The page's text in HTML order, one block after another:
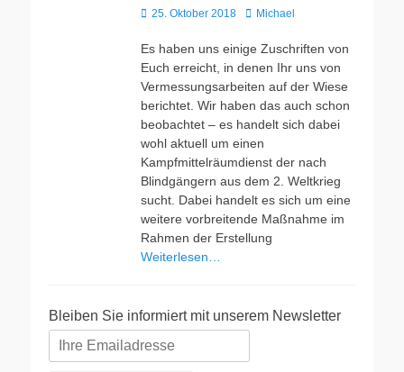
Veröffentlicht
25. Oktober 2018 AutorMichael
Es haben uns einige Zuschriften von
Euch erreicht, in denen Ihr uns von
Vermessungsarbeiten auf der Wiese
berichtet. Wir haben das auch schon
beobachtet – es handelt sich dabei
wohl aktuell um einen
Kampfmittelräumdienst der nach
Blindgängern aus dem 2. Weltkrieg
sucht. Dabei handelt es sich um eine
weitere vorbreitende Maßnahme im
Rahmen der Erstellung
Weiterlesen…
Bleiben Sie informiert mit unserem Newsletter